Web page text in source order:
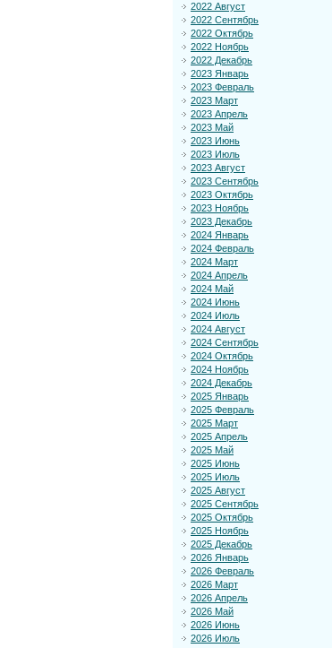
2022 Август
2022 Сентябрь
2022 Октябрь
2022 Ноябрь
2022 Декабрь
2023 Январь
2023 Февраль
2023 Март
2023 Апрель
2023 Май
2023 Июнь
2023 Июль
2023 Август
2023 Сентябрь
2023 Октябрь
2023 Ноябрь
2023 Декабрь
2024 Январь
2024 Февраль
2024 Март
2024 Апрель
2024 Май
2024 Июнь
2024 Июль
2024 Август
2024 Сентябрь
2024 Октябрь
2024 Ноябрь
2024 Декабрь
2025 Январь
2025 Февраль
2025 Март
2025 Апрель
2025 Май
2025 Июнь
2025 Июль
2025 Август
2025 Сентябрь
2025 Октябрь
2025 Ноябрь
2025 Декабрь
2026 Январь
2026 Февраль
2026 Март
2026 Апрель
2026 Май
2026 Июнь
2026 Июль